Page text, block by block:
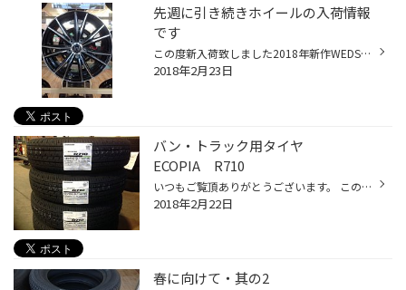
先週に引き続きホイールの入荷情報
です
この度新入荷致しました2018年新作WEDSのライツレーDK シンプルで長いスポークのおかげで実際のサイズよりも大きく見えるのが特徴で高級感があります。 また腐食に強く、シーズンを選ばず装着する事が可能です！ 気になる方は是非店頭にて実物をご覧下さいお待ちしております。
2018年2月23日
バン・トラック用タイヤ
ECOPIA R710
いつもご覧頂ありがとうございます。 この春、新商品として追加される ECOPIA R710 が入荷してきました！！ 前モデルのR680よりもさらに、低燃費とライフ性能（長持ちする）に拘って作ったタイヤです。 農作業や仕事での長距離運転を安全に支えてくれそうです！！ サイズラインナップ 145/80R12 80/...
2018年2月22日
春に向けて・其の2